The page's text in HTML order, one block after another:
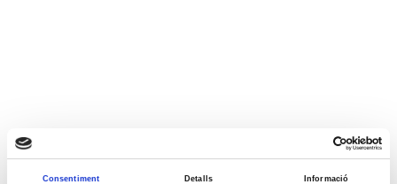
Consentiment Detalls Informació